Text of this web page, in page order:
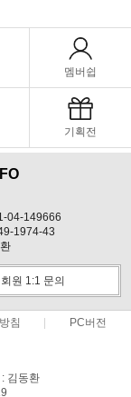
멤버쉽
기획전
04-149666
1974-43
원 1:1 문의
침 PC버전
김동환